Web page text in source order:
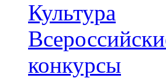
Культура
конкурсы